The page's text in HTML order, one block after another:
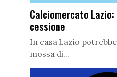
Calciomercato
cessione
In casa Lazio
mossa di...